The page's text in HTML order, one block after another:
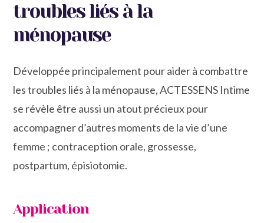
troubles liés à la
ménopause
Développée principalement pour aider à combattre
les troubles liés à la ménopause, ACTESSENS Intime
se révèle être aussi un atout précieux pour
accompagner d’autres moments de la vie d’une
femme ; contraception orale, grossesse,
postpartum, épisiotomie.
Application